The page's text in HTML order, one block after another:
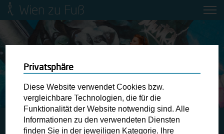
Wien zu Fuß
Mobilitätsbildung für Kinder und
Jugendliche
Ringstraße-Neugestaltung
Wiener Fußwegekarte
STARTSEITE SPAZIERGANG KALENDER
SMELLS LIKE
WIEN SPIRIT
Privatsphäre
Diese Website verwendet Cookies bzw.
vergleichbare Technologien, die für die
Funktionalität der Website notwendig sind. Alle
Informationen zu den verwendeten Diensten
finden Sie in der jeweiligen Kategorie. Ihre